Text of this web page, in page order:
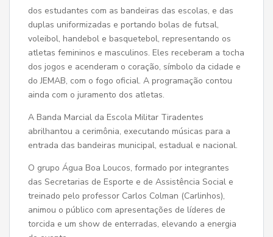
dos estudantes com as bandeiras das escolas, e das
duplas uniformizadas e portando bolas de futsal,
voleibol, handebol e basquetebol, representando os
atletas femininos e masculinos. Eles receberam a tocha
dos jogos e acenderam o coração, símbolo da cidade e
do JEMAB, com o fogo oficial. A programação contou
ainda com o juramento dos atletas.
A Banda Marcial da Escola Militar Tiradentes
abrilhantou a cerimônia, executando músicas para a
entrada das bandeiras municipal, estadual e nacional.
O grupo Água Boa Loucos, formado por integrantes
das Secretarias de Esporte e de Assistência Social e
treinado pelo professor Carlos Colman (Carlinhos),
animou o público com apresentações de líderes de
torcida e um show de enterradas, elevando a energia